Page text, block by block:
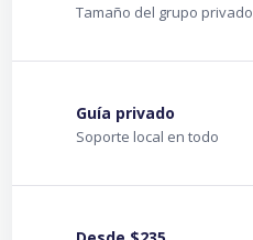
Tamaño del grupo privado
Guía privado
Soporte local en todo